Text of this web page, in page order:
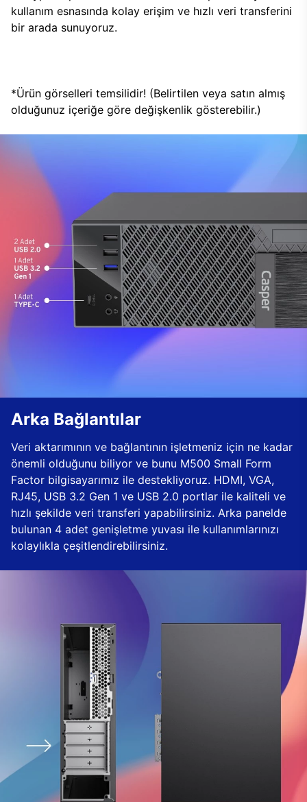
kullanım esnasında kolay erişim ve hızlı veri transferini
bir arada sunuyoruz.
*Ürün görselleri temsilidir! (Belirtilen veya satın almış
olduğunuz içeriğe göre değişkenlik gösterebilir.)
Arka Bağlantılar
Veri aktarımının ve bağlantının işletmeniz için ne kadar
önemli olduğunu biliyor ve bunu M500 Small Form
Factor bilgisayarımız ile destekliyoruz. HDMI, VGA,
RJ45, USB 3.2 Gen 1 ve USB 2.0 portlar ile kaliteli ve
hızlı şekilde veri transferi yapabilirsiniz. Arka panelde
bulunan 4 adet genişletme yuvası ile kullanımlarınızı
kolaylıkla çeşitlendirebilirsiniz.